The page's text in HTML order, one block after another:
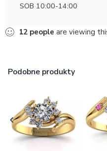
SOB 10:00-14:00
12 people are viewing
Podobne produkty